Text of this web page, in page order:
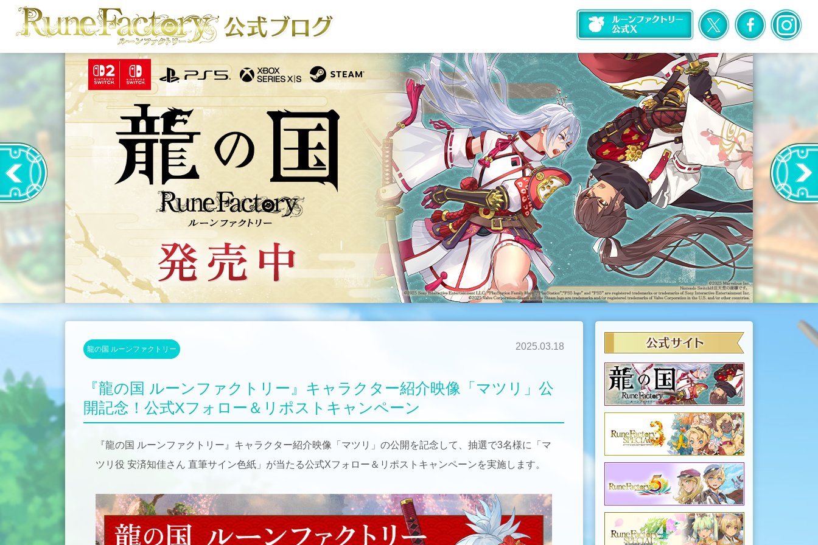
2025.03.18
龍の国 ルーンファクトリー
『龍の国 ルーンファクトリー』キャラクター紹介映像「マツリ」公
開記念！公式Xフォロー＆リポストキャンペーン
『龍の国 ルーンファクトリー』キャラクター紹介映像「マツリ」の公開を記念して、抽選で3名様に「マ
ツリ役 安済知佳さん 直筆サイン色紙」が当たる公式Xフォロー＆リポストキャンペーンを実施します。